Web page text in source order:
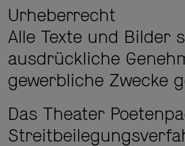
Urheberrecht
Alle Texte und
ausdrückliche
gewerbliche Zwecke
Das Theater